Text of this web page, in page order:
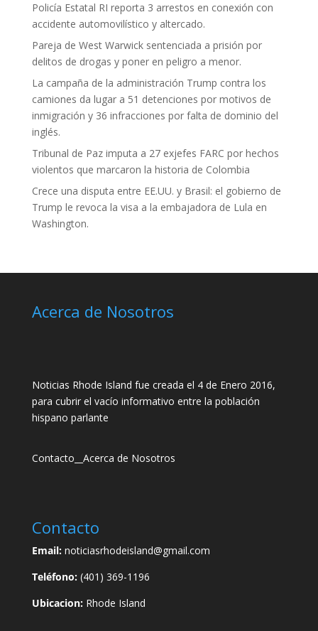
Policía Estatal RI reporta 3 arrestos en conexión con
accidente automovilístico y altercado.
Pareja de West Warwick sentenciada a prisión por
delitos de drogas y poner en peligro a menor.
La campaña de la administración Trump contra los
camiones da lugar a 51 detenciones por motivos de
inmigración y 36 infracciones por falta de dominio del
inglés.
Tribunal de Paz imputa a 27 exjefes FARC por hechos
violentos que marcaron la historia de Colombia
Crece una disputa entre EE.UU. y Brasil: el gobierno de
Trump le revoca la visa a la embajadora de Lula en
Washington.
Acerca de Nosotros
Noticias Rhode Island fue creada el 4 de Enero 2016,
para cubrir el vacío informativo entre la población
hispano parlante
Contacto Acerca de Nosotros
Contacto
Email:noticiasrhodeisland@gmail.com
Teléfono:(401) 369-1196
Ubicacion:Rhode Island